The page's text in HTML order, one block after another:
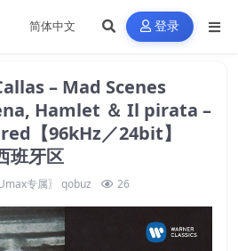
登录
– Mad Scenes
Hamlet ＆ Il pirata –
【96kHz／24bit】
班牙区
专属〗 qobuz 26